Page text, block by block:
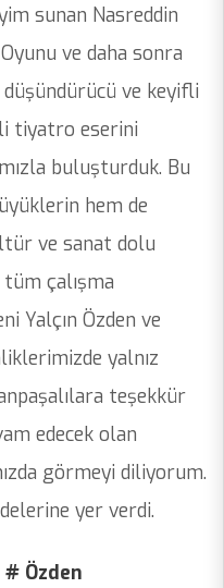
sunan Nasreddin
ve daha sonra
ve keyifli
tiyatro eserini
buluşturduk. Bu
hem de
ve sanat dolu
çalışma
Yalçın Özden ve
yalnız
teşekkür
edecek olan
görmeyi diliyorum.
yer verdi.
# Özden